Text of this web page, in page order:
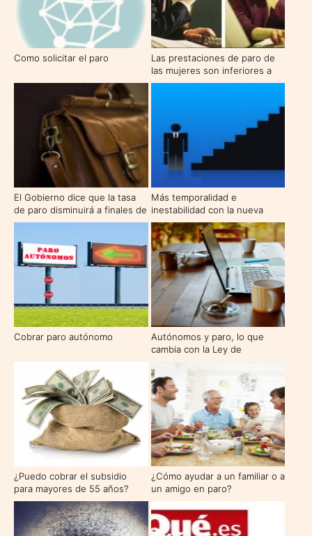
Como solicitar el paro
Las prestaciones de paro de
las mujeres son inferiores a
las de los hombres
El Gobierno dice que la tasa
de paro disminuirá a finales de
abril
Más temporalidad e
inestabilidad con la nueva
reforma laboral
Cobrar paro autónomo
Autónomos y paro, lo que
cambia con la Ley de
autónomo y de la economía
social
¿Puedo cobrar el subsidio
para mayores de 55 años?
¿Cómo ayudar a un familiar o a
un amigo en paro?